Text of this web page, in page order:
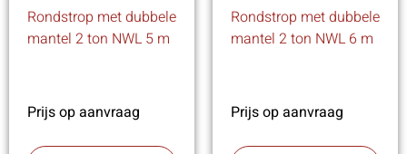
Rondstrop met dubbele
mantel 2 ton NWL 5 m
Prijs op aanvraag
Rondstrop met dubbele
mantel 2 ton NWL 6 m
Prijs op aanvraag